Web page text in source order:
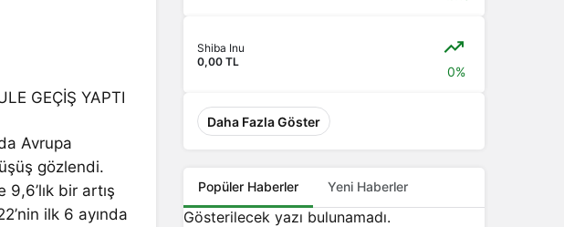
GEÇİŞ YAPTI
Avrupa
gözlendi.
bir artış
ilk 6 ayında
Shiba Inu
0,00 TL
0%
Daha Fazla Göster
Popüler Haberler Yeni Haberler
Gösterilecek yazı bulunamadı.